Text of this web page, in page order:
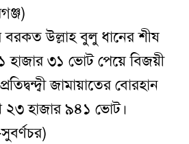
উল্লাহ বুলু ধানের শীষ
হাজার ৩১ ভোট পেয়ে বিজয়ী
জামায়াতের বোরহান
২৩ হাজার ৯৪১ ভোট।